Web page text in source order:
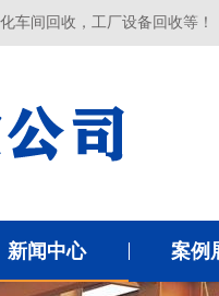
车间回收，工厂设备回收等！
新闻中心 案例